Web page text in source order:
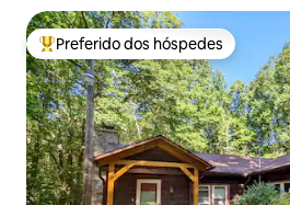
Entre os melhores preferidos dos
Preferido dos hóspedes